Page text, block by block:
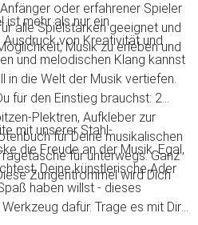
oder erfahrener Spieler
alle Spielstärken geeignet und
Musik zu erleben und
ist mehr als nur ein
Ausdruck von Kreativität und
und melodischen Klang kannst
in die Welt der Musik vertiefen.
für den Einstieg brauchst: 2
Plektren, Aufkleber zur
für Deine musikalischen
für unterwegs. Ganz
Zungentrommel wird Dich
mit unserer Stahl-
die Freude an der Musik. Egal,
Deine künstlerische Ader
haben willst - dieses
dafür. Trage es mit Dir